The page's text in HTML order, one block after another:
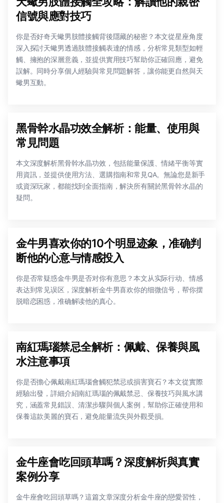
信號與應對技巧
你是否好奇天蠍男肢體接觸背後隱藏的秘密？本文從星座角度
深入探討天蠍男透過肢體接觸表達的情感，分析常見類型如輕
觸、擁抱的深層意義，並提供實用技巧幫助你正確回應，避免
誤解。同時分享個人經驗與常見問題解答，讓你能更自然與天
蠍男互動。
黑骨幹水晶功效全解析：能量、使用與
常見問題
本文深度解析黑骨幹水晶功效，包括能量保護、情緒平衡等實
用資訊，並提供使用方法、選購指南和常見QA。無論您是新手
或資深玩家，都能找到全面指南，解決所有關於黑骨幹水晶的
疑問。
金牛男喜欢你的10个明显迹象，准确判
断他的心意与情感投入
你是否常疑惑金牛男是否对你有意思？本文从实际行动、情感
表达到常见误区，深度解析金牛男喜欢你的细微信号，帮你摆
脱暗恋困惑，准确解读他的真心。
南紅瑪瑙禁忌全解析：佩戴、保養與風
水注意事項
你是否擔心佩戴南紅瑪瑙會觸犯禁忌或損害寶石？本文從實際
經驗出發，詳細介紹南紅瑪瑙的佩戴禁忌、保養技巧與風水講
究，涵蓋常見錯誤、清潔步驟與個人案例，幫助你正確使用和
保養這款美麗的寶石，避免能量流失與外觀受損。
金牛座會吃回頭草嗎？深度解析與真實
案例分享
金牛座會吃回頭草嗎？這篇文章深度分析金牛座的戀愛習性，